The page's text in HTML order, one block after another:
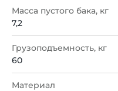
Масса пустого бака, кг
7,2
Грузоподъемность, кг
60
Материал